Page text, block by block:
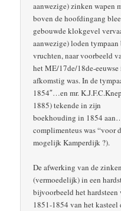
aanwezige) zinken wapen
boven de hoofdingang
gebouwde klokgevel
aanwezige) loden
vruchten, naar voorbeeld
het ME/17de/18de-
afkomstig was. In de
1854″…en mr.
1885) tekende in zijn
boekhouding in 1854
complimenteus was “voor
mogelijk Kamperdijk ?).
De afwerking van de
(vermoedelijk) in een
bijvoorbeeld het hardsteen
1851-1854 van het